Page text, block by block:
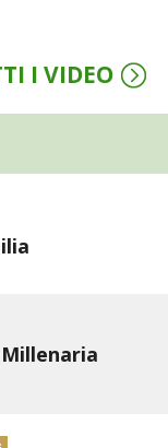
I VIDEO